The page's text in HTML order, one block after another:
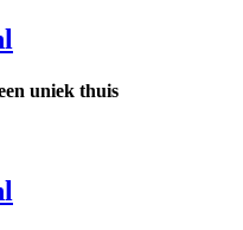
uniek thuis